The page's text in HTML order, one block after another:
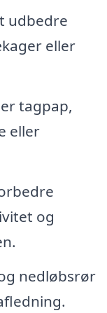
udbedre
eller
tagpap,
eller
og
nedløbsrør